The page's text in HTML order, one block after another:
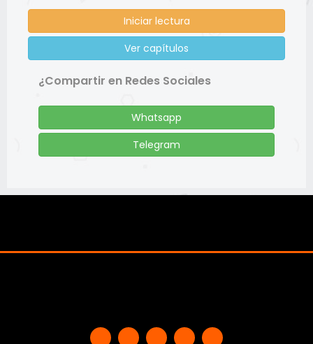
Iniciar lectura
Ver capítulos
¿Compartir en Redes Sociales
Whatsapp
Telegram